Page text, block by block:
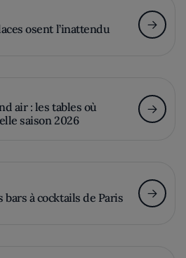
osent l’inattendu
air : les tables où
saison 2026
bars à cocktails de Paris